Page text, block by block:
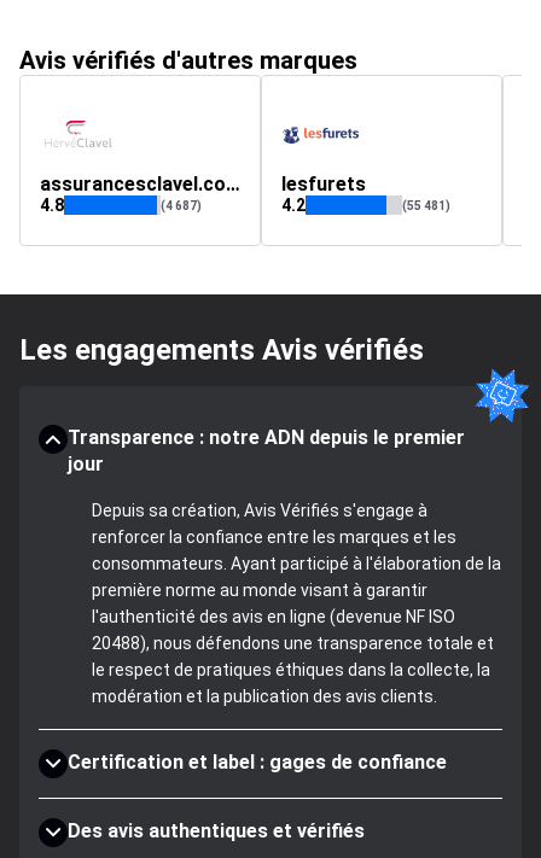
Avis vérifiés d'autres marques
assurancesclavel.com
4.8 (4 687)
lesfurets
4.2 (55 481)
Les engagements Avis vérifiés
Transparence : notre ADN depuis le premier
jour
Depuis sa création, Avis Vérifiés s'engage à
renforcer la confiance entre les marques et les
consommateurs. Ayant participé à l'élaboration de la
première norme au monde visant à garantir
l'authenticité des avis en ligne (devenue NF ISO
20488), nous défendons une transparence totale et
le respect de pratiques éthiques dans la collecte, la
modération et la publication des avis clients.
Certification et label : gages de confiance
Des avis authentiques et vérifiés